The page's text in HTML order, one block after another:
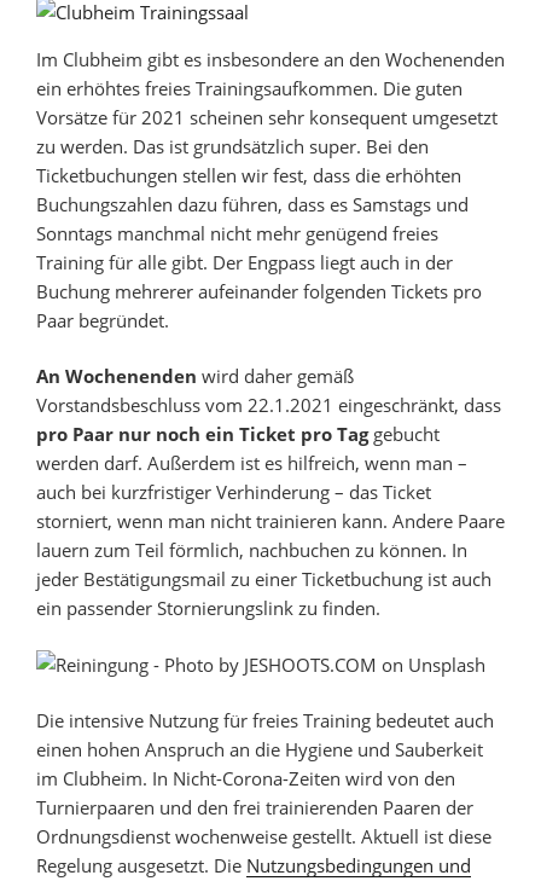
Im Clubheim gibt es insbesondere an den Wochenenden
ein erhöhtes freies Trainingsaufkommen. Die guten
Vorsätze für 2021 scheinen sehr konsequent umgesetzt
zu werden. Das ist grundsätzlich super. Bei den
Ticketbuchungen stellen wir fest, dass die erhöhten
Buchungszahlen dazu führen, dass es Samstags und
Sonntags manchmal nicht mehr genügend freies
Training für alle gibt. Der Engpass liegt auch in der
Buchung mehrerer aufeinander folgenden Tickets pro
Paar begründet.
An Wochenenden wird daher gemäß
Vorstandsbeschluss vom 22.1.2021 eingeschränkt, dass
pro Paar nur noch ein Ticket pro Taggebucht
werden darf. Außerdem ist es hilfreich, wenn man –
auch bei kurzfristiger Verhinderung – das Ticket
storniert, wenn man nicht trainieren kann. Andere Paare
lauern zum Teil förmlich, nachbuchen zu können. In
jeder Bestätigungsmail zu einer Ticketbuchung ist auch
ein passender Stornierungslink zu finden.
Die intensive Nutzung für freies Training bedeutet auch
einen hohen Anspruch an die Hygiene und Sauberkeit
im Clubheim. In Nicht-Corona-Zeiten wird von den
Turnierpaaren und den frei trainierenden Paaren der
Ordnungsdienst wochenweise gestellt. Aktuell ist diese
Regelung ausgesetzt. Die Nutzungsbedingungen und